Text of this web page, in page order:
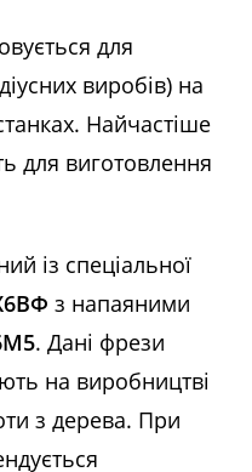
для
виробів) на
Найчастіше
для виготовлення
із спеціальної
з напаяними
. Дані фрези
на виробництві
з дерева. При